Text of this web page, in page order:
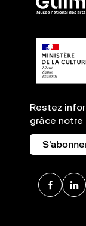
Restez
grâce